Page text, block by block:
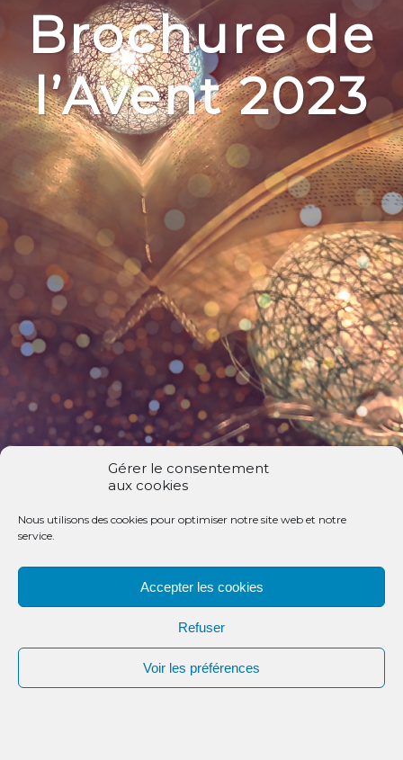
Gérer le consentement
aux cookies
Nous utilisons des cookies pour optimiser notre site web et notre
service.
Accepter les cookies
Refuser
Voir les préférences
Brochure de
l’Avent 2023